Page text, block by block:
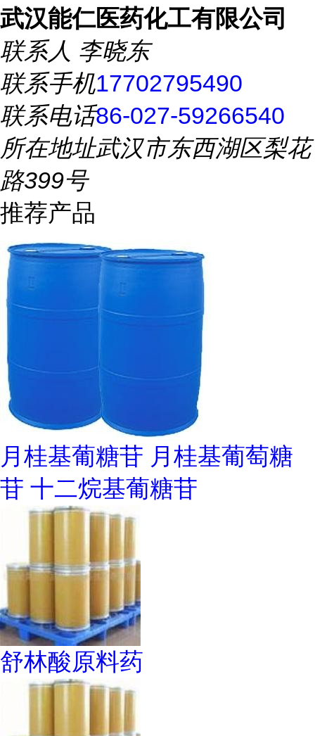
武汉能仁医药化工有限公司
联系人 李晓东
联系手机17702795490
联系电话86-027-59266540
所在地址武汉市东西湖区梨花
路399号
推荐产品
月桂基葡糖苷 月桂基葡萄糖
苷 十二烷基葡糖苷
舒林酸原料药